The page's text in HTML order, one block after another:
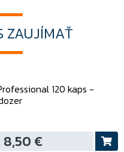
ZAUJÍMAŤ
120 kaps -
8,50 €